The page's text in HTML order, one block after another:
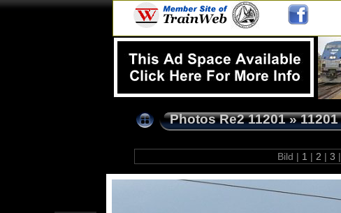
Photos Re2 11201»11201
Bild | 1 | 2 | 3 |